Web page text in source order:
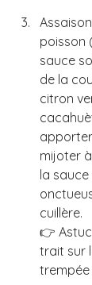
poisson
sauce
de la
citron
mijoter
la sauce
cuillère.
👉
trait sur
trempée